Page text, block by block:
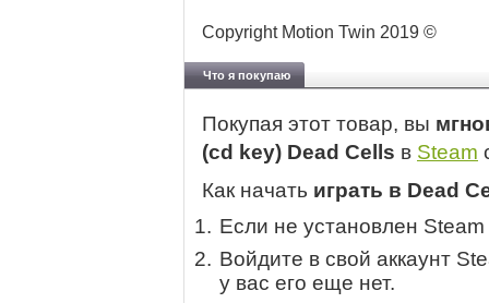
Copyright Motion Twin 2019 ©
Что я покупаю
Покупая этот товар, вы
(cd key) Dead Cells в Steam
Как начать играть в Dead
Если не установлен
Войдите в свой аккаунт
у вас его еще нет.